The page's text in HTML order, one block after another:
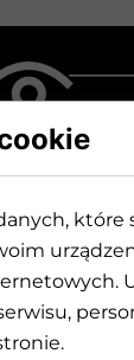
24
które